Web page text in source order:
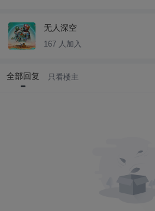
无人深空
167 人加入
全部回复 只看楼主